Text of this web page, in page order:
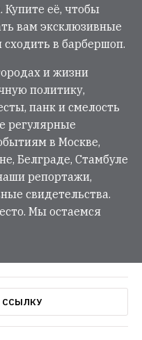
Купите её, чтобы
вам эксклюзивные
в барбершоп.
и жизни
политику,
панк и смелость
регулярные
в Москве,
Белграде, Стамбуле
репортажи,
свидетельства.
Мы остаемся
ССЫЛКУ